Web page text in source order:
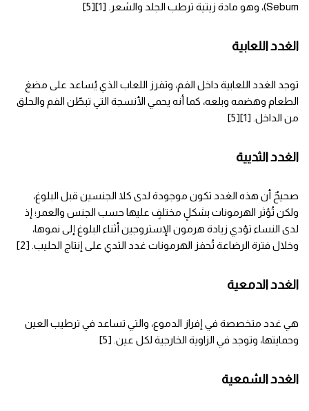
Sebum)، وهو مادة زيتية ترطب الجلد والشعر. [1][5]
الغدد اللعابية
توجد الغدد اللعابية داخل الفم، وتفرز اللعاب الذي يُساعد على مضغ
الطعام وهضمه وبلعه، كما أنه يحمي الأنسجة التي تبطّن الفم والحلق
من الداخل. [1][5]
الغدد الثديية
صحيحٌ أن هذه الغدد تكون موجودة لدى كلا الجنسين قبل البلوغ،
ولكن تُؤثر الهرمونات بشكلٍ مختلفٍ عليها حسب الجنس والعمر؛ إذ
لدى النساء تؤدي زيادة هرمون الإستروجين أثناء البلوغ إلى نموها،
وخلال فترة الرضاعة تُحفز الهرمونات غدد الثدي على إنتاج الحليب. [2]
الغدد الدمعية
هي غدد متخصصة في إفراز الدموع، والتي تساعد في ترطيب العين
وحمايتها، وتوجد في الزاوية الخارجية لكل عين. [5]
الغدد الشمعية